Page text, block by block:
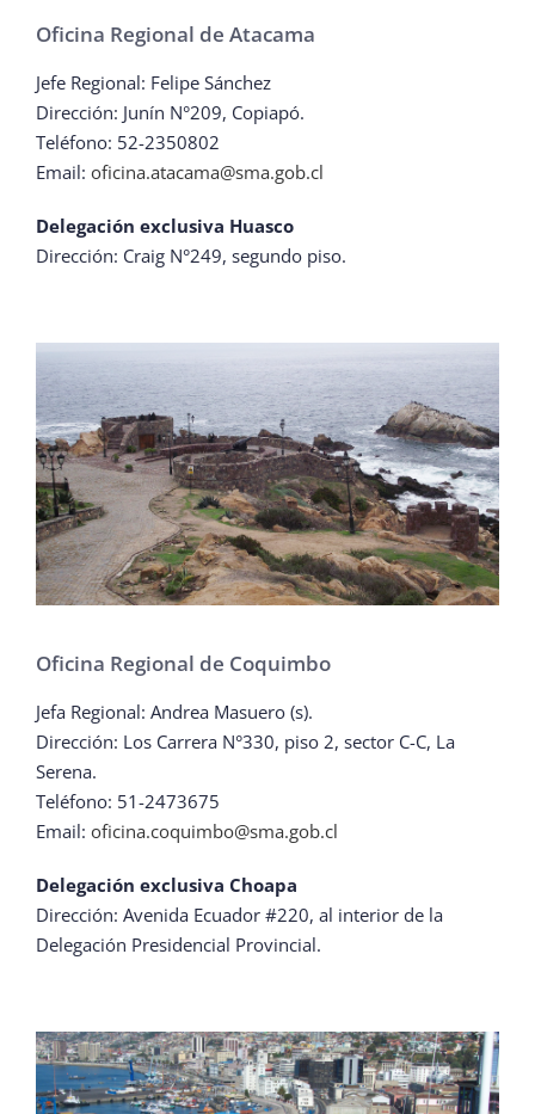
Oficina Regional de Atacama
Jefe Regional: Felipe Sánchez
Dirección: Junín N°209, Copiapó.
Teléfono: 52-2350802
Email: oficina.atacama@sma.gob.cl
Delegación exclusiva Huasco
Dirección: Craig N°249, segundo piso.
Oficina Regional de Coquimbo
Jefa Regional: Andrea Masuero (s).
Dirección: Los Carrera N°330, piso 2, sector C-C, La
Serena.
Teléfono: 51-2473675
Email: oficina.coquimbo@sma.gob.cl
Delegación exclusiva Choapa
Dirección: Avenida Ecuador #220, al interior de la
Delegación Presidencial Provincial.